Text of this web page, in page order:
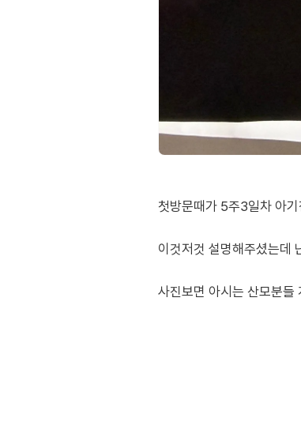
첫방문때가 5주3일차 아
이것저것 설명해주셨는데
사진보면 아시는 산모분들